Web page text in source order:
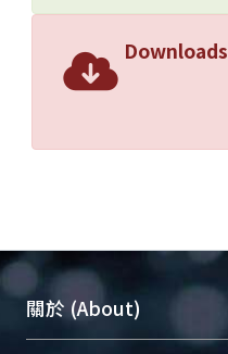
Downloads
關於 (About)